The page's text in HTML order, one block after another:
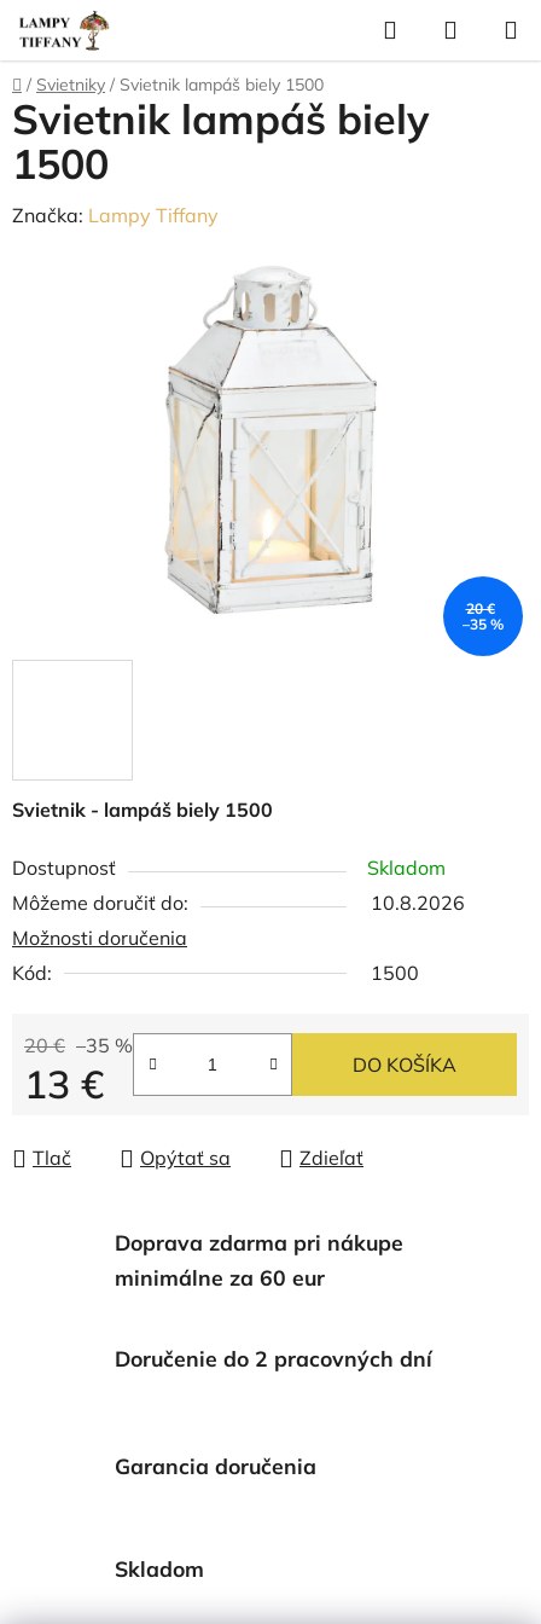
Prejsť
na
obsah
Hľadať
KOŠÍK
Domov
/ Svietniky / Svietnik lampáš biely 1500
Svietnik - lampáš biely 1500
Dostupnosť
Skladom
Môžeme doručiť do:
10.8.2026
Možnosti doručenia
Kód:
1500
20 € –35 %
13 € DO KOŠÍKA
Tlač Opýtať sa Zdieľať
Svietnik lampáš biely
1500
Značka: Lampy Tiffany
20 €
–35 %
Doprava zdarma pri nákupe
minimálne za 60 eur
Doručenie do 2 pracovných dní
Garancia doručenia
Skladom